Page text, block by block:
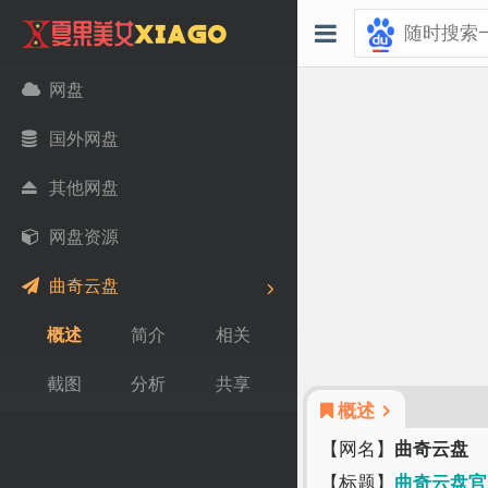
网盘
国外网盘
其他网盘
网盘资源
曲奇云盘
概述 简介 相关
截图 分析 共享
概述
【网名】 曲奇云盘
【标题】 曲奇云盘